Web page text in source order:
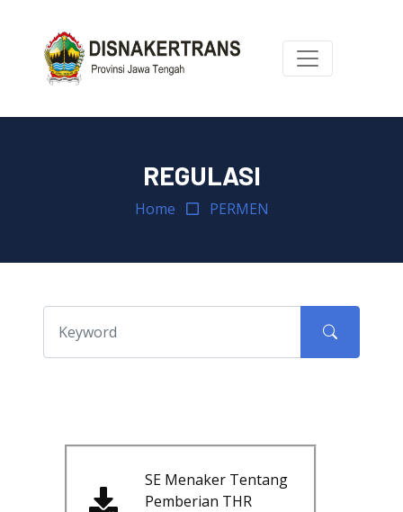
REGULASI
Home PERMEN
SE Menaker Tentang
Pemberian THR